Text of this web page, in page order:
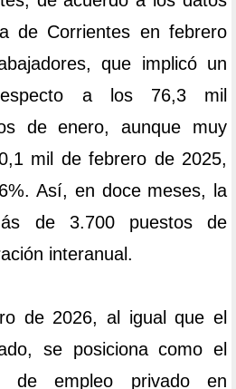
de Corrientes en febrero
que implicó un
a los 76,3 mil
de enero, aunque muy
mil de febrero de 2025,
Así, en doce meses, la
de 3.700 puestos de
interanual.
de 2026, al igual que el
se posiciona como el
de empleo privado en